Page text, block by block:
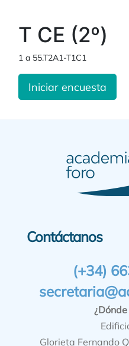
T CE (2º)
1 a 55.T2A1-T1C1
Iniciar encuesta
Contáctanos
(+34)
Glorieta Fernando